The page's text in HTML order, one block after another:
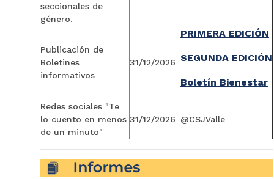
seccionales de
género.
Publicación de
Boletines
informativos
31/12/2026
PRIMERA EDICIÓN
SEGUNDA EDICIÓN
Boletín Bienestar
Redes sociales "Te
lo cuento en menos
de un minuto"
31/12/2026 @CSJValle